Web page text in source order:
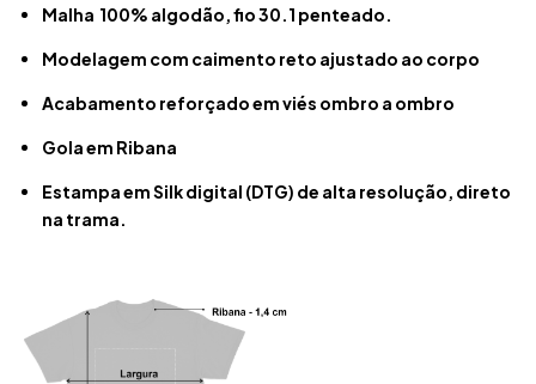
Malha 100% algodão, fio 30.1 penteado.
Modelagem com caimento reto ajustado ao corpo
Acabamento reforçado em viés ombro a ombro
Gola em Ribana
Estampa em Silk digital (DTG) de alta resolução, direto
na trama.​